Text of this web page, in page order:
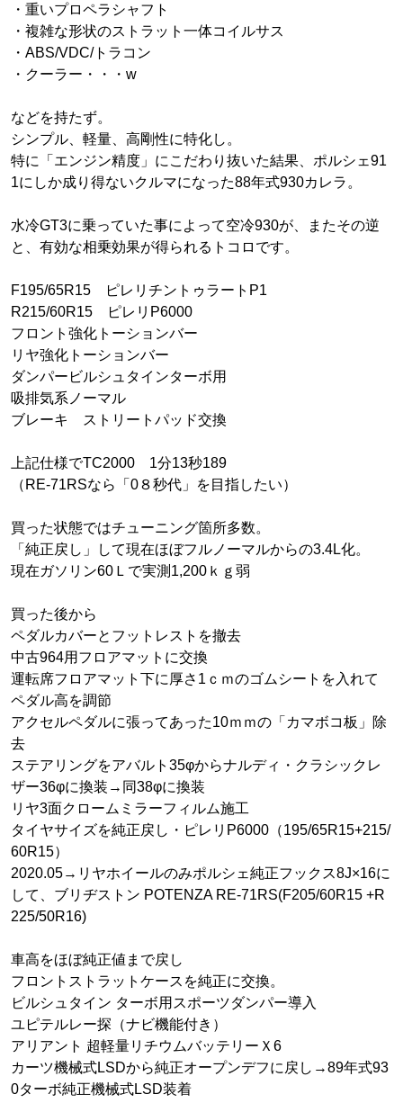
・重いプロペラシャフト
・複雑な形状のストラット一体コイルサス
・ABS/VDC/トラコン
・クーラー・・・w
などを持たず。
シンプル、軽量、高剛性に特化し。
特に「エンジン精度」にこだわり抜いた結果、ポルシェ91
1にしか成り得ないクルマになった88年式930カレラ。
水冷GT3に乗っていた事によって空冷930が、またその逆
と、有効な相乗効果が得られるトコロです。
F195/65R15 ピレリチントゥラートP1
R215/60R15 ピレリP6000
フロント強化トーションバー
リヤ強化トーションバー
ダンパービルシュタインターボ用
吸排気系ノーマル
ブレーキ ストリートパッド交換
上記仕様でTC2000 1分13秒189
（RE-71RSなら「0８秒代」を目指したい）
買った状態ではチューニング箇所多数。
「純正戻し」して現在ほぼフルノーマルからの3.4L化。
現在ガソリン60Ｌで実測1,200ｋｇ弱
買った後から
ペダルカバーとフットレストを撤去
中古964用フロアマットに交換
運転席フロアマット下に厚さ1ｃｍのゴムシートを入れて
ペダル高を調節
アクセルペダルに張ってあった10ｍｍの「カマボコ板」除
去
ステアリングをアバルト35φからナルディ・クラシックレ
ザー36φに換装→同38φに換装
リヤ3面クロームミラーフィルム施工
タイヤサイズを純正戻し・ピレリP6000（195/65R15+215/
60R15）
2020.05→リヤホイールのみポルシェ純正フックス8J×16に
して、ブリヂストン POTENZA RE-71RS(F205/60R15 +R
225/50R16)
車高をほぼ純正値まで戻し
フロントストラットケースを純正に交換。
ビルシュタイン ターボ用スポーツダンパー導入
ユピテルレー探（ナビ機能付き）
アリアント 超軽量リチウムバッテリーＸ6
カーツ機械式LSDから純正オープンデフに戻し→89年式93
0ターボ純正機械式LSD装着